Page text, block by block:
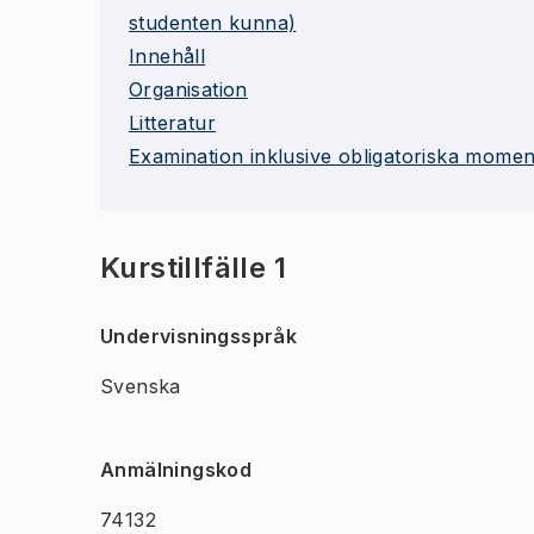
studenten kunna)
Innehåll
Organisation
Litteratur
Examination inklusive obligatoriska
Kurstillfälle 1
Undervisningsspråk
Svenska
Anmälningskod
74132